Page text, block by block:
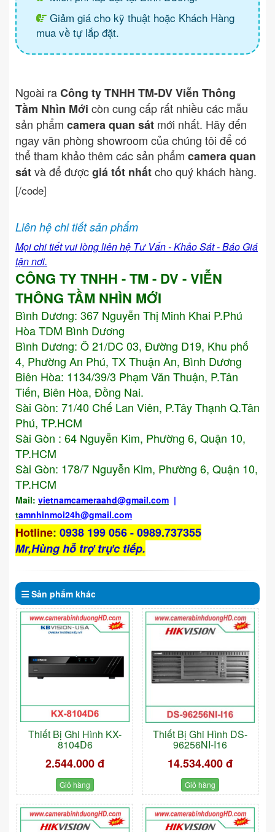
Giảm giá cho kỹ thuật hoặc Khách Hàng
mua về tự lắp đặt.
Ngoài raCông ty TNHH TM-DV Viễn Thông
Tầm Nhìn Mới còn cung cấp rất nhiều các mẫu
sản phẩm camera quan sát mới nhất. Hãy đến
ngay văn phòng showroom của chúng tôi để có
thể tham khảo thêm các sản phẩm camera quan
sátvà để đượcgiá tốt nhấtcho quý khách hàng.
[/code]
Liên hệ chi tiết sản phẩm
Mọi chi tiết vui lòng liên hệ Tư Vấn - Khảo Sát - Báo Giá
tận nơi.
CÔNG TY TNHH - TM - DV - VIỄN
THÔNG TẦM NHÌN MỚI
Bình Dương: 367 Nguyễn Thị Minh Khai P.Phú
Hòa TDM Bình Dương
Bình Dương: Ô 21/DC 03, Đường D19, Khu phố
4, Phường An Phú, TX Thuận An, Bình Dương
Biên Hòa: 1134/39/3 Phạm Văn Thuận, P.Tân
Tiến, Biên Hòa, Đồng Nai.
Sài Gòn: 71/40 Chế Lan Viên, P.Tây Thạnh Q.Tân
Phú, TP.HCM
Sài Gòn : 64 Nguyễn Kim, Phường 6, Quận 10,
TP.HCM
Sài Gòn: 178/7 Nguyễn Kim, Phường 6, Quận 10,
TP.HCM
Mail: vietnamcameraahd@gmail.com |
tamnhinmoi24h@gmail.com
Hotline: 0938 199 056 - 0989.737355
Mr,Hùng hỗ trợ trực tiếp.
Sản phẩm khác
Thiết Bị Ghi Hình KX-
8104D6
2.544.000 đ
Giỏ hàng
Thiết Bị Ghi Hình DS-
96256NI-I16
14.534.400 đ
Giỏ hàng